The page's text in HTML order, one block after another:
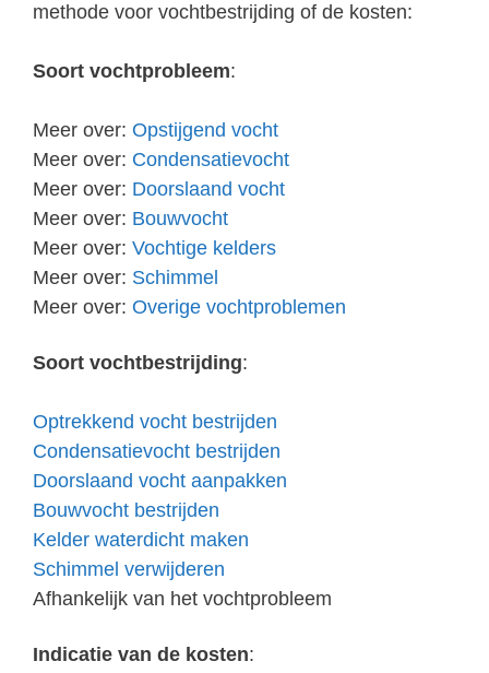
methode voor vochtbestrijding of de kosten:
Soort vochtprobleem:
Meer over: Opstijgend vocht
Meer over: Condensatievocht
Meer over: Doorslaand vocht
Meer over: Bouwvocht
Meer over: Vochtige kelders
Meer over: Schimmel
Meer over: Overige vochtproblemen
Soort vochtbestrijding:
Optrekkend vocht bestrijden
Condensatievocht bestrijden
Doorslaand vocht aanpakken
Bouwvocht bestrijden
Kelder waterdicht maken
Schimmel verwijderen
Afhankelijk van het vochtprobleem
Indicatie van de kosten: